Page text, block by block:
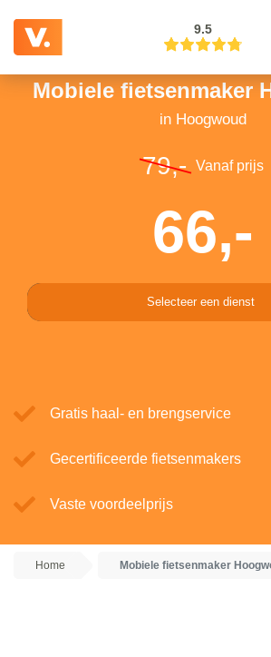
9.5
Mobiele fietsenmaker
in Hoogwoud
79,- Vanaf prijs
66,-
Selecteer een dienst
Gratis haal- en brengservice
Gecertificeerde fietsenmakers
Vaste voordeelprijs
Home Mobiele fietsenmaker